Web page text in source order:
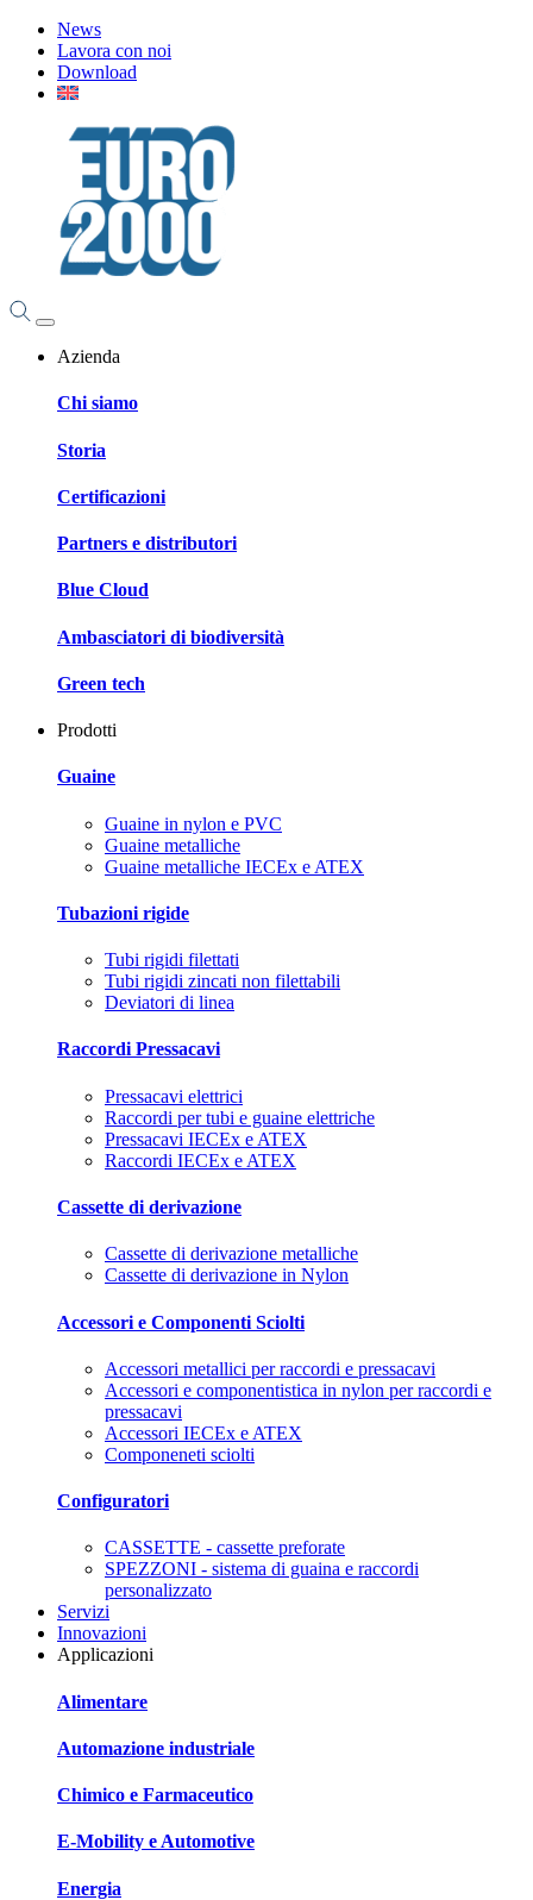
News
Lavora con noi
Download
Azienda
Chi siamo
Storia
Certificazioni
Partners e distributori
Blue Cloud
Ambasciatori di biodiversità
Green tech
Prodotti
Guaine
Guaine in nylon e PVC
Guaine metalliche
Guaine metalliche IECEx e ATEX
Tubazioni rigide
Tubi rigidi filettati
Tubi rigidi zincati non filettabili
Deviatori di linea
Raccordi Pressacavi
Pressacavi elettrici
Raccordi per tubi e guaine elettriche
Pressacavi IECEx e ATEX
Raccordi IECEx e ATEX
Cassette di derivazione
Cassette di derivazione metalliche
Cassette di derivazione in Nylon
Accessori e Componenti Sciolti
Accessori metallici per raccordi e pressacavi
Accessori e componentistica in nylon per raccordi e
pressacavi
Accessori IECEx e ATEX
Componeneti sciolti
Configuratori
CASSETTE - cassette preforate
SPEZZONI - sistema di guaina e raccordi
personalizzato
Servizi
Innovazioni
Applicazioni
Alimentare
Automazione industriale
Chimico e Farmaceutico
E-Mobility e Automotive
Energia